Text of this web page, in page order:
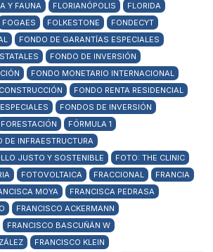
Y FAUNA FLORIANÓPOLIS
FLORIDA
FOGAES FOLKESTONE
FONDECYT
FONDO DE GARANTÍAS ESPECIALES
FONDO DE INVERSIÓN
FONDO MONETARIO INTERNACIONAL
FONDO RENTA RESIDENCIAL
FONDOS DE INVERSIÓN
FORESTACIÓN
FÓRMULA 1
DE INFRAESTRUCTURA
JUSTO Y SOSTENIBLE
FOTO: THE CLINIC
FOTOVOLTAICA FRACCIONAL
FRANCIA
MOYA
FRANCISCA PEDRASA
FRANCISCO ACKERMANN
FRANCISCO BASCUÑÁN W
FRANCISCO KLEIN